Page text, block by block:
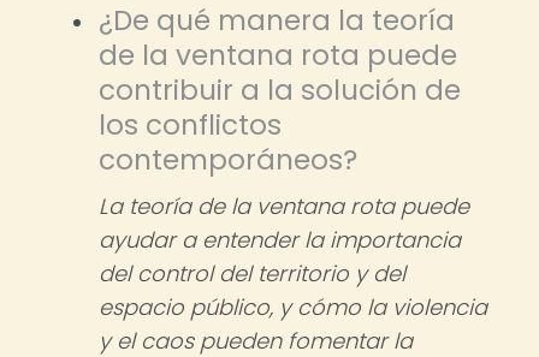
¿De qué manera la teoría
de la ventana rota puede
contribuir a la solución de
los conflictos
contemporáneos?
La teoría de la ventana rota puede
ayudar a entender la importancia
del control del territorio y del
espacio público, y cómo la violencia
y el caos pueden fomentar la